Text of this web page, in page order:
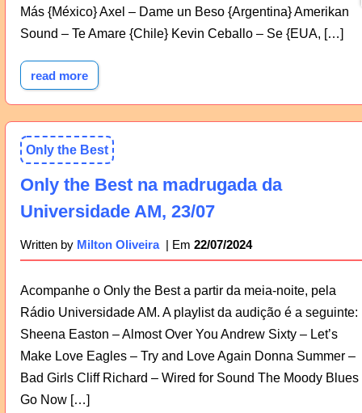
Más {México} Axel – Dame un Beso {Argentina} Amerikan
Sound – Te Amare {Chile} Kevin Ceballo – Se {EUA, […]
read more
Only the Best
Only the Best na madrugada da
Universidade AM, 23/07
Written by Milton Oliveira 22/07/2024
Acompanhe o Only the Best a partir da meia-noite, pela
Rádio Universidade AM. A playlist da audição é a seguinte:
Sheena Easton – Almost Over You Andrew Sixty – Let’s
Make Love Eagles – Try and Love Again Donna Summer –
Bad Girls Cliff Richard – Wired for Sound The Moody Blues
Go Now […]